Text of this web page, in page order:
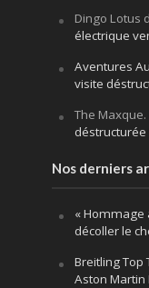
Dingo Lotus
électrique
Aventures
visite
The Maxque.
déstructurée
Nos derniers
« Hommage
décoller le
Breitling Top
Aston Martin